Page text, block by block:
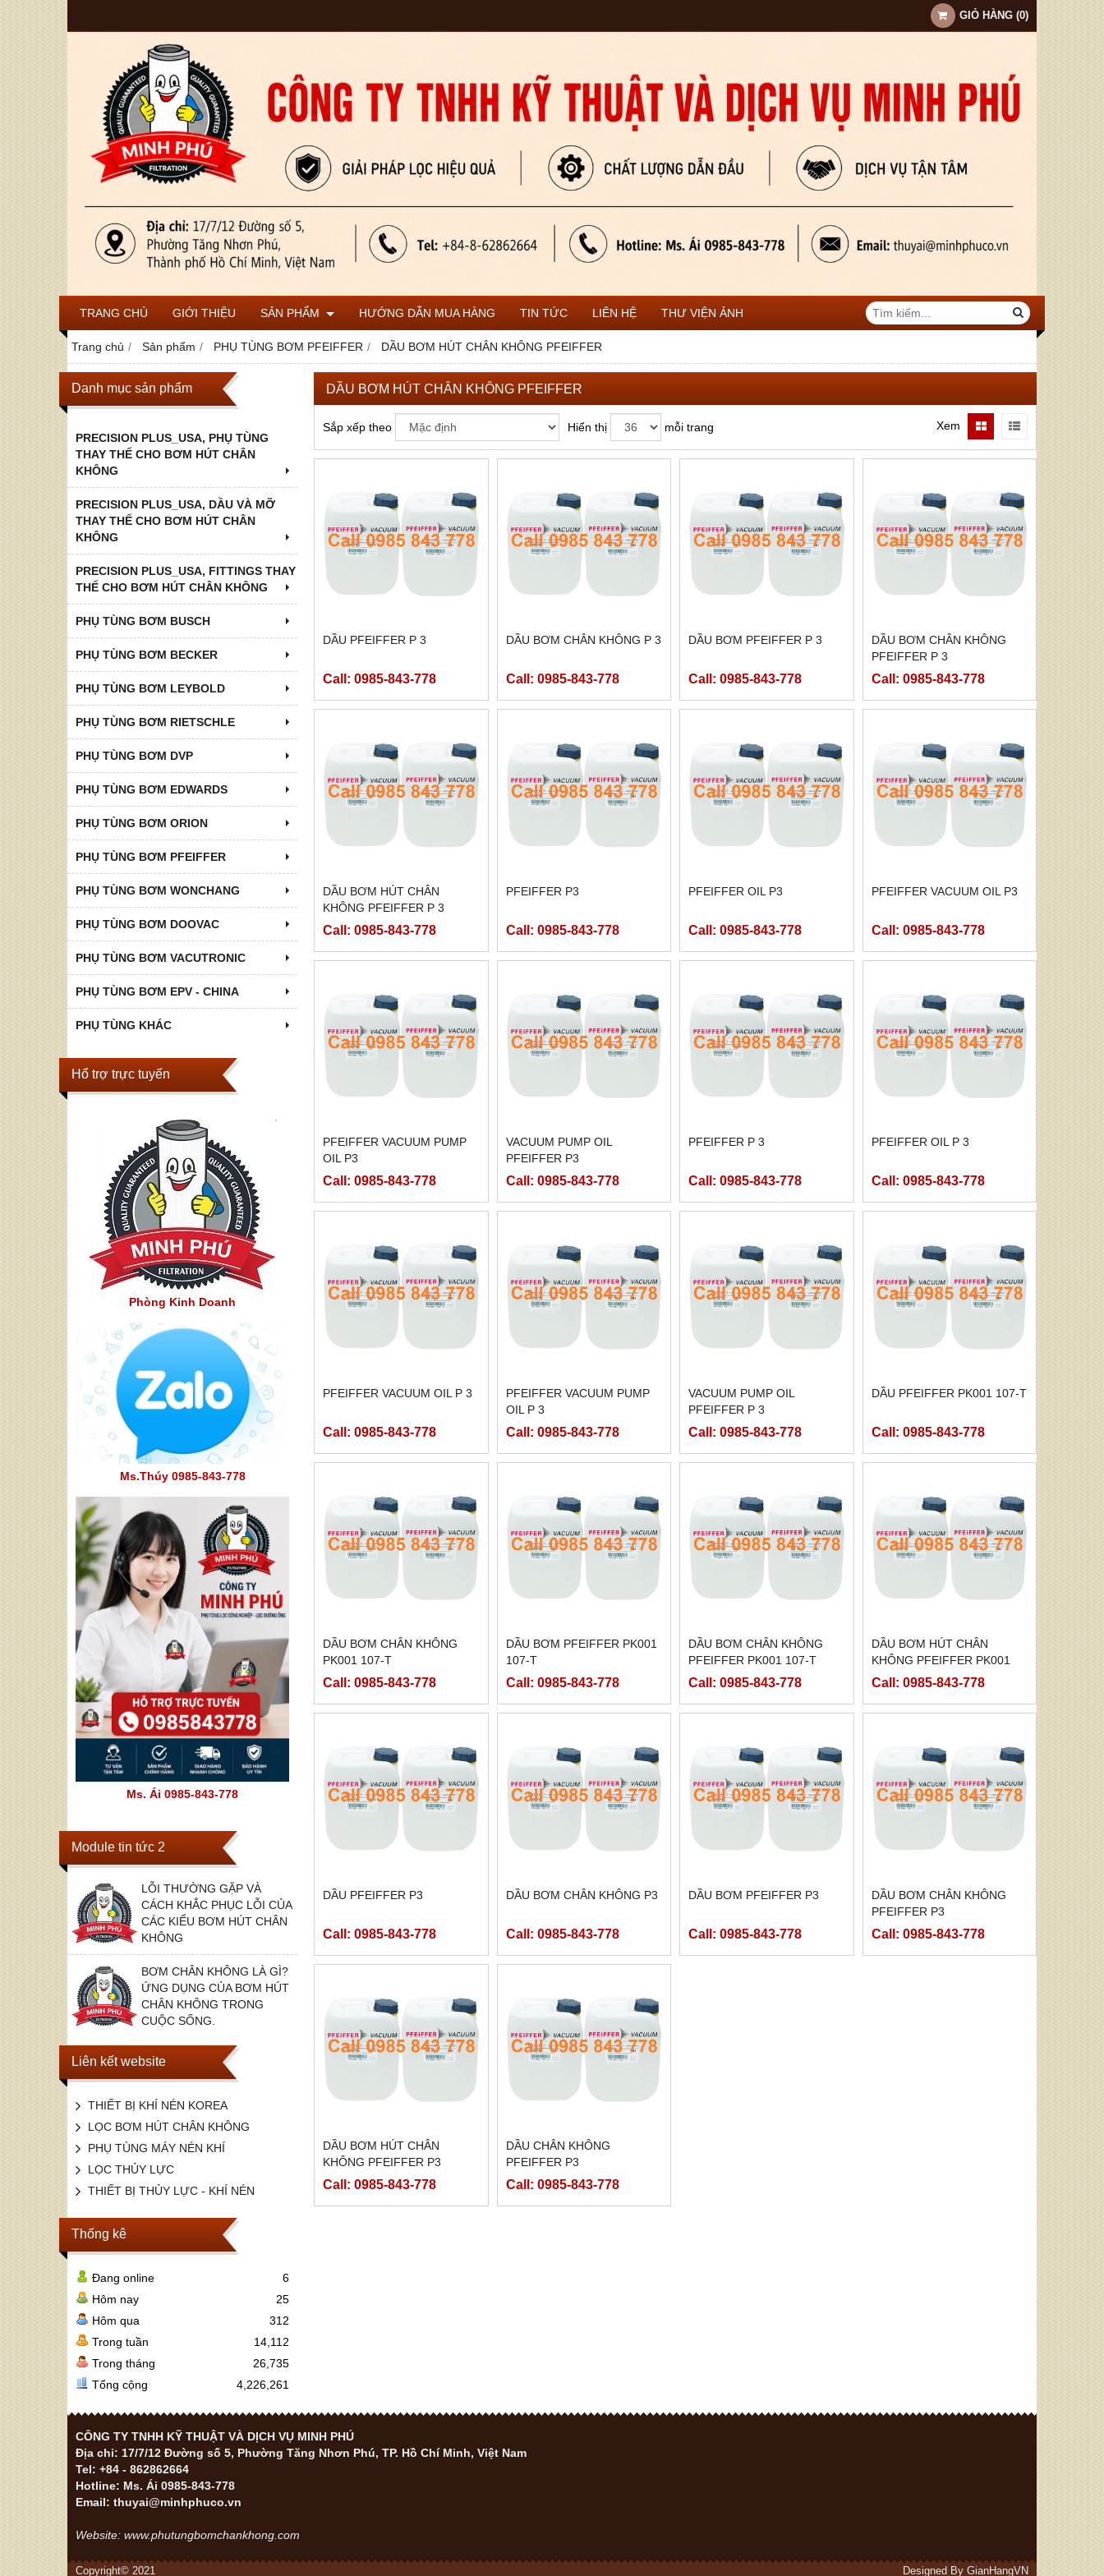
GIỎ HÀNG (0)
TRANG CHỦ GIỚI THIỆU SẢN PHẨM HƯỚNG DẪN MUA HÀNG TIN TỨC LIÊN HỆ THƯ VIỆN ẢNH
Trang chủ Sản phẩm PHỤ TÙNG BƠM PFEIFFER DẦU BƠM HÚT CHÂN KHÔNG PFEIFFER
Danh mục sản phẩm
PRECISION PLUS_USA, PHỤ TÙNG
THAY THẾ CHO BƠM HÚT CHÂN
KHÔNG
PRECISION PLUS_USA, DẦU VÀ MỠ
THAY THẾ CHO BƠM HÚT CHÂN
KHÔNG
PRECISION PLUS_USA, FITTINGS THAY
THẾ CHO BƠM HÚT CHÂN KHÔNG
PHỤ TÙNG BƠM BUSCH
PHỤ TÙNG BƠM BECKER
PHỤ TÙNG BƠM LEYBOLD
PHỤ TÙNG BƠM RIETSCHLE
PHỤ TÙNG BƠM DVP
PHỤ TÙNG BƠM EDWARDS
PHỤ TÙNG BƠM ORION
PHỤ TÙNG BƠM PFEIFFER
PHỤ TÙNG BƠM WONCHANG
PHỤ TÙNG BƠM DOOVAC
PHỤ TÙNG BƠM VACUTRONIC
PHỤ TÙNG BƠM EPV - CHINA
PHỤ TÙNG KHÁC
Hổ trợ trực tuyến
Phòng Kinh Doanh
Ms.Thúy 0985-843-778
Ms. Ái 0985-843-778
Module tin tức 2
LỖI THƯỜNG GẶP VÀ
CÁCH KHẮC PHỤC LỖI CỦA
CÁC KIỂU BƠM HÚT CHÂN
KHÔNG
BƠM CHÂN KHÔNG LÀ GÌ?
ỨNG DỤNG CỦA BƠM HÚT
CHÂN KHÔNG TRONG
CUỘC SỐNG.
Liên kết website
THIẾT BỊ KHÍ NÉN KOREA
LỌC BƠM HÚT CHÂN KHÔNG
PHỤ TÙNG MÁY NÉN KHÍ
LỌC THỦY LỰC
THIẾT BỊ THỦY LỰC - KHÍ NÉN
Thống kê
Đang online
6
Hôm nay
25
Hôm qua
312
Trong tuần
14,112
Trong tháng
26,735
Tổng cộng
4,226,261
DẦU BƠM HÚT CHÂN KHÔNG PFEIFFER
Sắp xếp theo Hiển thị mỗi trang Xem
DẦU PFEIFFER P 3
Call: 0985-843-778
DẦU BƠM CHÂN KHÔNG P 3
Call: 0985-843-778
DẦU BƠM PFEIFFER P 3
Call: 0985-843-778
DẦU BƠM CHÂN KHÔNG
PFEIFFER P 3
Call: 0985-843-778
DẦU BƠM HÚT CHÂN
KHÔNG PFEIFFER P 3
Call: 0985-843-778
PFEIFFER P3
Call: 0985-843-778
PFEIFFER OIL P3
Call: 0985-843-778
PFEIFFER VACUUM OIL P3
Call: 0985-843-778
PFEIFFER VACUUM PUMP
OIL P3
Call: 0985-843-778
VACUUM PUMP OIL
PFEIFFER P3
Call: 0985-843-778
PFEIFFER P 3
Call: 0985-843-778
PFEIFFER OIL P 3
Call: 0985-843-778
PFEIFFER VACUUM OIL P 3
Call: 0985-843-778
PFEIFFER VACUUM PUMP
OIL P 3
Call: 0985-843-778
VACUUM PUMP OIL
PFEIFFER P 3
Call: 0985-843-778
DẦU PFEIFFER PK001 107-T
Call: 0985-843-778
DẦU BƠM CHÂN KHÔNG
PK001 107-T
Call: 0985-843-778
DẦU BƠM PFEIFFER PK001
107-T
Call: 0985-843-778
DẦU BƠM CHÂN KHÔNG
PFEIFFER PK001 107-T
Call: 0985-843-778
DẦU BƠM HÚT CHÂN
KHÔNG PFEIFFER PK001
107-T
Call: 0985-843-778
DẦU PFEIFFER P3
Call: 0985-843-778
DẦU BƠM CHÂN KHÔNG P3
Call: 0985-843-778
DẦU BƠM PFEIFFER P3
Call: 0985-843-778
DẦU BƠM CHÂN KHÔNG
PFEIFFER P3
Call: 0985-843-778
DẦU BƠM HÚT CHÂN
KHÔNG PFEIFFER P3
Call: 0985-843-778
DẦU CHÂN KHÔNG
PFEIFFER P3
Call: 0985-843-778
CÔNG TY TNHH KỸ THUẬT VÀ DỊCH VỤ MINH PHÚ
Địa chỉ: 17/7/12 Đường số 5, Phường Tăng Nhơn Phú, TP. Hồ Chí Minh, Việt Nam
Tel: +84 - 862862664
Hotline: Ms. Ái 0985-843-778
Email: thuyai@minhphuco.vn
Website: www.phutungbomchankhong.com
Copyright© 2021 Designed By GianHangVN